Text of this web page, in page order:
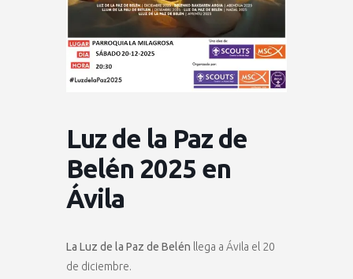
Luz de la Paz de
Belén 2025 en
Ávila
La Luz de la Paz de Belén llega a Ávila el 20
de diciembre.